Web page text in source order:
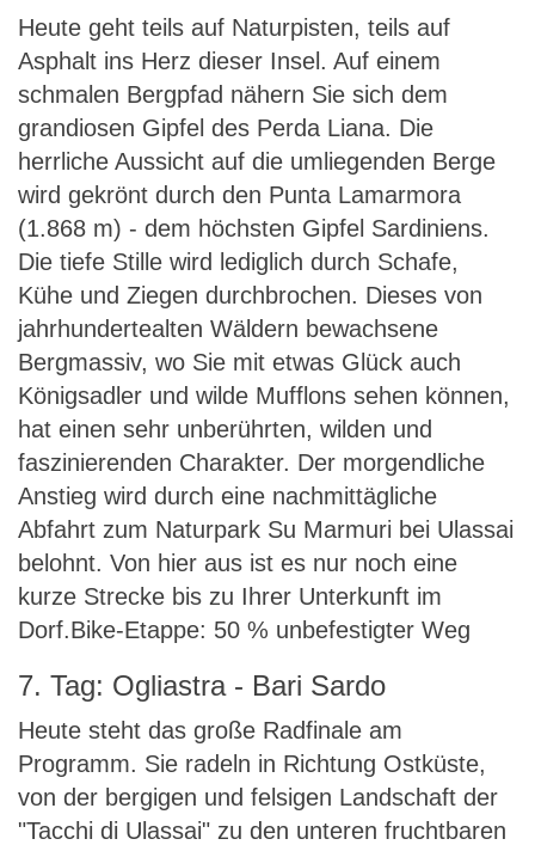
Heute geht teils auf Naturpisten, teils auf
Asphalt ins Herz dieser Insel. Auf einem
schmalen Bergpfad nähern Sie sich dem
grandiosen Gipfel des Perda Liana. Die
herrliche Aussicht auf die umliegenden Berge
wird gekrönt durch den Punta Lamarmora
(1.868 m) - dem höchsten Gipfel Sardiniens.
Die tiefe Stille wird lediglich durch Schafe,
Kühe und Ziegen durchbrochen. Dieses von
jahrhundertealten Wäldern bewachsene
Bergmassiv, wo Sie mit etwas Glück auch
Königsadler und wilde Mufflons sehen können,
hat einen sehr unberührten, wilden und
faszinierenden Charakter. Der morgendliche
Anstieg wird durch eine nachmittägliche
Abfahrt zum Naturpark Su Marmuri bei Ulassai
belohnt. Von hier aus ist es nur noch eine
kurze Strecke bis zu Ihrer Unterkunft im
Dorf.Bike-Etappe: 50 % unbefestigter Weg
7. Tag: Ogliastra - Bari Sardo
Heute steht das große Radfinale am
Programm. Sie radeln in Richtung Ostküste,
von der bergigen und felsigen Landschaft der
"Tacchi di Ulassai" zu den unteren fruchtbaren